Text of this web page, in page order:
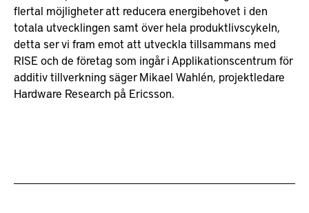
flertal möjligheter att reducera energibehovet i den
totala utvecklingen samt över hela produktlivscykeln,
detta ser vi fram emot att utveckla tillsammans med
RISE och de företag som ingår i Applikationscentrum för
additiv tillverkning säger Mikael Wahlén, projektledare
Hardware Research på Ericsson.